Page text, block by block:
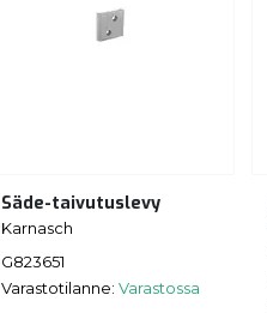
Säde-taivutuslevy
Karnasch
G823651
Varastotilanne: Varastossa